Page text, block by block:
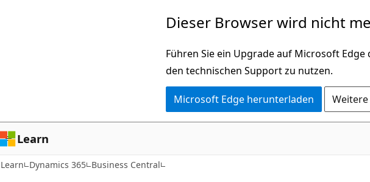
Dieser Browser wird nicht
Führen Sie ein Upgrade auf Microsoft
den technischen Support zu nutzen.
Microsoft Edge herunterladen
Learn
Learn Dynamics 365 Business Central